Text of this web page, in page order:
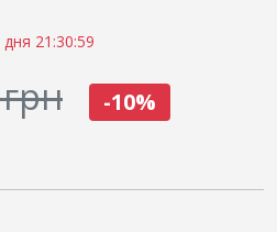
дня 21:30:59
-10%